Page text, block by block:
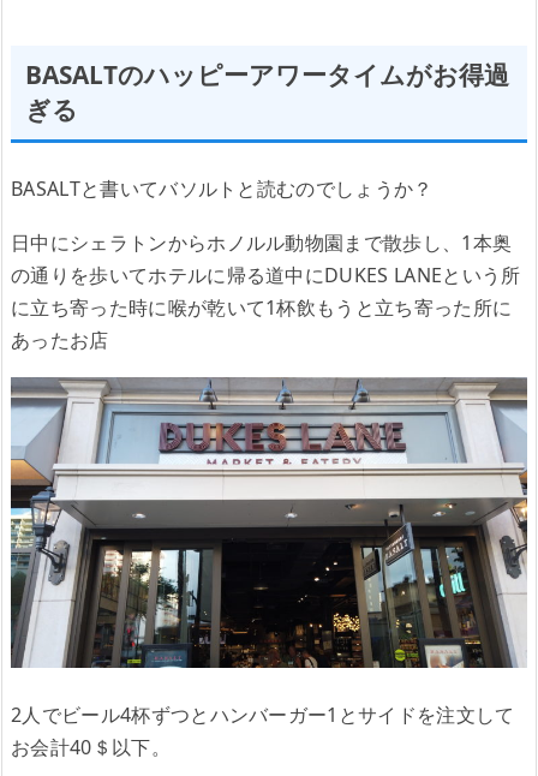
BASALTのハッピーアワータイムがお得過
ぎる
BASALTと書いてバソルトと読むのでしょうか？
日中にシェラトンからホノルル動物園まで散歩し、1本奥
の通りを歩いてホテルに帰る道中にDUKES LANEという所
に立ち寄った時に喉が乾いて1杯飲もうと立ち寄った所に
あったお店
2人でビール4杯ずつとハンバーガー1とサイドを注文して
お会計40＄以下。